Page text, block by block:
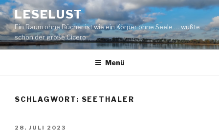
Zum
Inhalt
springen
LESELUST
Ein Raum ohne Bücher ist wie ein Körper ohne Seele … wußte
schon der große Cicero
Menü
SCHLAGWORT: SEETHALER
VERÖFFENTLICHT
28. JULI 2023